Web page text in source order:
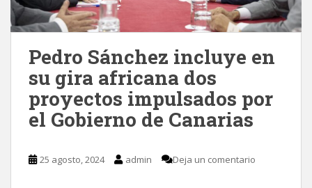
Pedro Sánchez incluye en
su gira africana dos
proyectos impulsados por
el Gobierno de Canarias
25 agosto, 2024 admin Deja un comentario